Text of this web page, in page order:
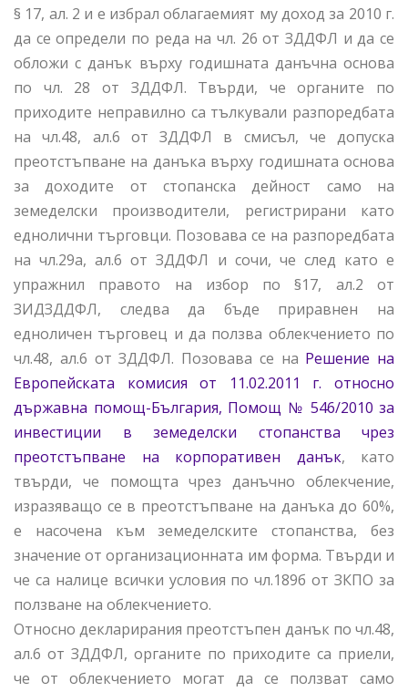
§ 17, ал. 2 и е избрал облагаемият му доход за 2010 г.
да се определи по реда на чл. 26 от ЗДДФЛ и да се
обложи с данък върху годишната данъчна основа
по чл. 28 от ЗДДФЛ. Твърди, че органите по
приходите неправилно са тълкували разпоредбата
на чл.48, ал.6 от ЗДДФЛ в смисъл, че допуска
преотстъпване на данъка върху годишната основа
за доходите от стопанска дейност само на
земеделски производители, регистрирани като
еднолични търговци. Позовава се на разпоредбата
на чл.29а, ал.6 от ЗДДФЛ и сочи, че след като е
упражнил правото на избор по §17, ал.2 от
ЗИДЗДДФЛ, следва да бъде приравнен на
едноличен търговец и да ползва облекчението по
чл.48, ал.6 от ЗДДФЛ. Позовава се на Решение на
Европейската комисия от 11.02.2011 г. относно
държавна помощ-България, Помощ № 546/2010 за
инвестиции в земеделски стопанства чрез
преотстъпване на корпоративен данък, като
твърди, че помощта чрез данъчно облекчение,
изразяващо се в преотстъпване на данъка до 60%,
е насочена към земеделските стопанства, без
значение от организационната им форма. Твърди и
че са налице всички условия по чл.189б от ЗКПО за
ползване на облекчението.
Относно декларирания преотстъпен данък по чл.48,
ал.6 от ЗДДФЛ, органите по приходите са приели,
че от облекчението могат да се ползват само